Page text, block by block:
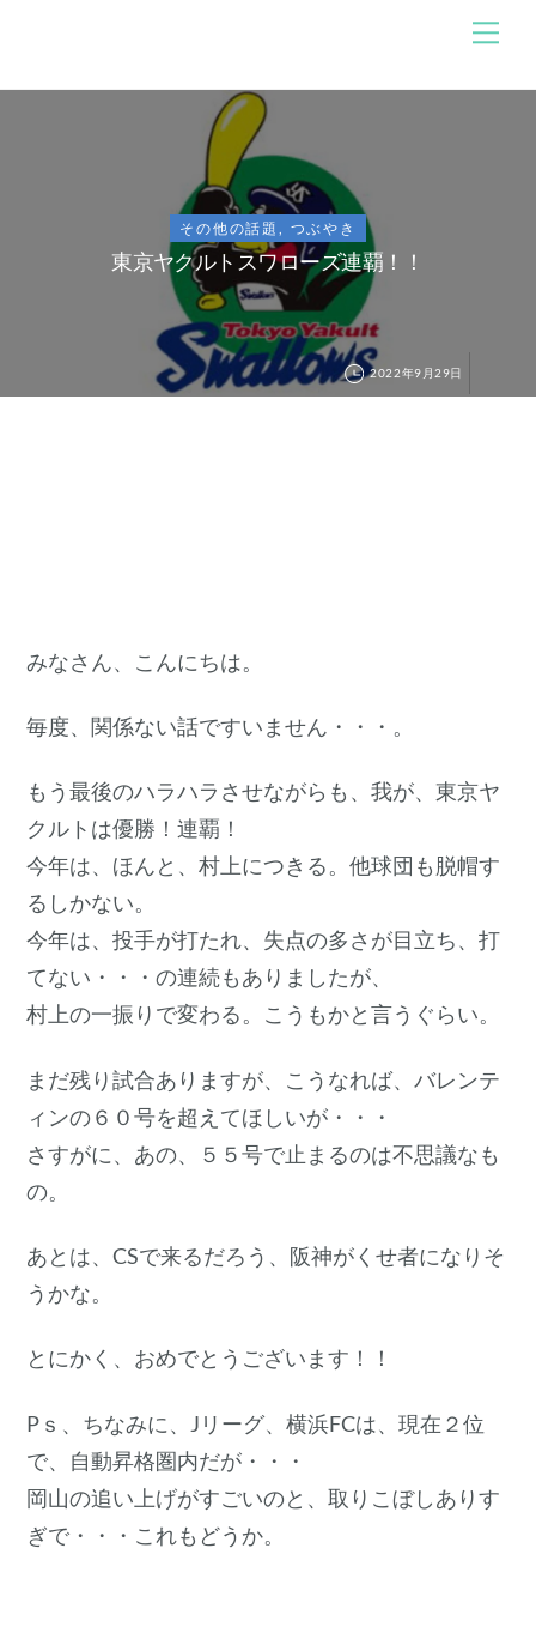
content
メ
ニ
ー
2022年9月29日
東京ヤクルトスワローズ連覇！！
その他の話題 つぶやき
みなさん、こんにちは。
毎度、関係ない話ですいません・・・。
もう最後のハラハラさせながらも、我が、東京ヤ
クルトは優勝！連覇！
今年は、ほんと、村上につきる。他球団も脱帽す
るしかない。
今年は、投手が打たれ、失点の多さが目立ち、打
てない・・・の連続もありましたが、
村上の一振りで変わる。こうもかと言うぐらい。
まだ残り試合ありますが、こうなれば、バレンテ
ィンの６０号を超えてほしいが・・・
さすがに、あの、５５号で止まるのは不思議なも
の。
あとは、CSで来るだろう、阪神がくせ者になりそ
うかな。
とにかく、おめでとうございます！！
Pｓ、ちなみに、Jリーグ、横浜FCは、現在２位
で、自動昇格圏内だが・・・
岡山の追い上げがすごいのと、取りこぼしありす
ぎで・・・これもどうか。